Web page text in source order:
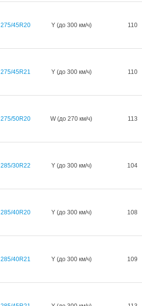
275/45R20 Y (до 300 км/ч) 110
275/45R21 Y (до 300 км/ч) 110
275/50R20 W (до 270 км/ч) 113
285/30R22 Y (до 300 км/ч) 104
285/40R20 Y (до 300 км/ч) 108
285/40R21 Y (до 300 км/ч) 109